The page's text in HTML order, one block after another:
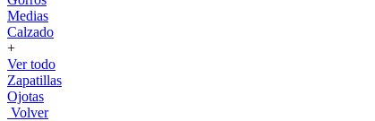
Medias
Calzado
+
Ver todo
Zapatillas
Ojotas
Volver